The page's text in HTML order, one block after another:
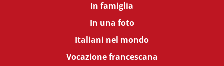
In famiglia
In una foto
Italiani nel mondo
Vocazione francescana